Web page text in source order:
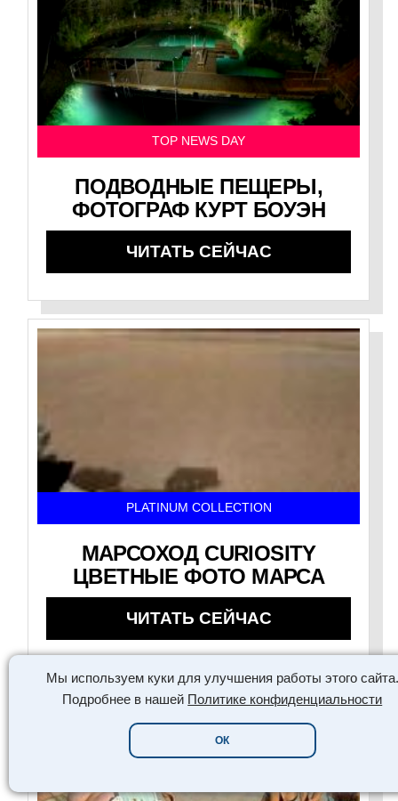
Мы используем куки для улучшения работы этого сайта.
Подробнее в нашей Политике конфиденциальности
ОК
TOP NEWS DAY
ПОДВОДНЫЕ ПЕЩЕРЫ,
ФОТОГРАФ КУРТ БОУЭН
ЧИТАТЬ СЕЙЧАС
PLATINUM COLLECTION
МАРСОХОД CURIOSITY
ЦВЕТНЫЕ ФОТО МАРСА
ЧИТАТЬ СЕЙЧАС